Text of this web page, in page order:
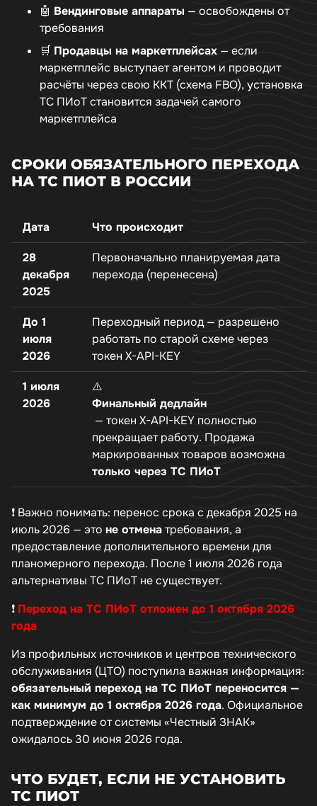
🤖 Вендинговые аппараты — освобождены от
требования
🛒 Продавцы на маркетплейсах — если
маркетплейс выступает агентом и проводит
расчёты через свою ККТ (схема FBO), установка
ТС ПИоТ становится задачей самого
маркетплейса
СРОКИ ОБЯЗАТЕЛЬНОГО ПЕРЕХОДА
НА ТС ПИОТ В РОССИИ
Дата Что происходит
28
декабря
2025
Первоначально планируемая дата
перехода (перенесена)
До 1
июля
2026
Переходный период — разрешено
работать по старой схеме через
токен X-API-KEY
1 июля
2026
⚠️
Финальный дедлайн
— токен X-API-KEY полностью
прекращает работу. Продажа
маркированных товаров возможна
только через ТС ПИоТ
❗ Важно понимать: перенос срока с декабря 2025 на
июль 2026 — это не отменатребования, а
предоставление дополнительного времени для
планомерного перехода. После 1 июля 2026 года
альтернативы ТС ПИоТ не существует.
❗ Переход на ТС ПИоТ отложен до 1 октября 2026
года
Из профильных источников и центров технического
обслуживания (ЦТО) поступила важная информация:
обязательный переход на ТС ПИоТ переносится —
как минимум до 1 октября 2026 года. Официальное
подтверждение от системы «Честный ЗНАК»
ожидалось 30 июня 2026 года.
ЧТО БУДЕТ, ЕСЛИ НЕ УСТАНОВИТЬ
ТС ПИОТ